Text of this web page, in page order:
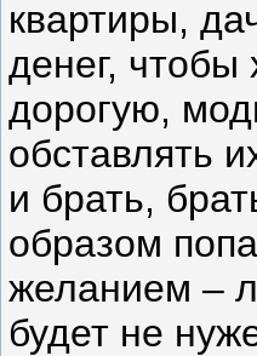
квартиры,
денег, чтобы
дорогую,
обставлять
и брать,
образом
желанием –
будет не